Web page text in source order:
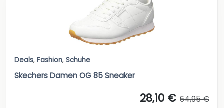
Deals, Fashion, Schuhe
Skechers Damen OG 85 Sneaker
28,10 € 64,95 €